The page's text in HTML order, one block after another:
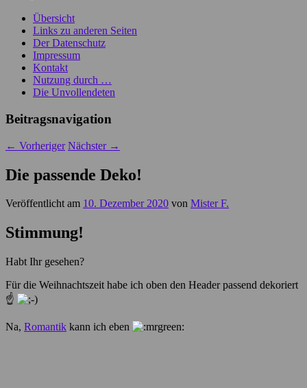
Übersicht
Links zu anderen Seiten
Der Datenschutz
Impressum
Kontakt
Nutzung durch …
Die Unvollendeten
Beitragsnavigation
← Vorheriger Nächster →
Die passende Deko!
Veröffentlicht am 10. Dezember 2020 von Mister F.
Stimmung!
Habt Ihr gesehen?
Für die Weihnachtszeit habe ich oben den Header passend dekoriert
☝
Na, Romantik kann ich eben